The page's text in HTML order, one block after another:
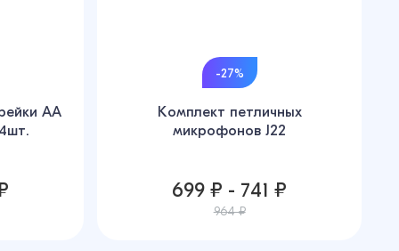
AA
-27%
Комплект петличных
микрофонов J22
699 ₽ - 741 ₽
964 ₽